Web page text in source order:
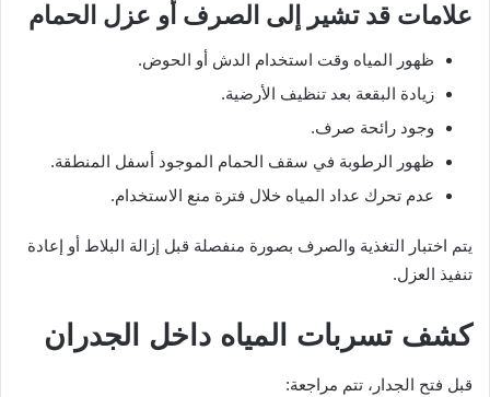
علامات قد تشير إلى الصرف أو عزل الحمام
ظهور المياه وقت استخدام الدش أو الحوض.
زيادة البقعة بعد تنظيف الأرضية.
وجود رائحة صرف.
ظهور الرطوبة في سقف الحمام الموجود أسفل المنطقة.
عدم تحرك عداد المياه خلال فترة منع الاستخدام.
يتم اختبار التغذية والصرف بصورة منفصلة قبل إزالة البلاط أو إعادة
تنفيذ العزل.
كشف تسربات المياه داخل الجدران
قبل فتح الجدار، تتم مراجعة: